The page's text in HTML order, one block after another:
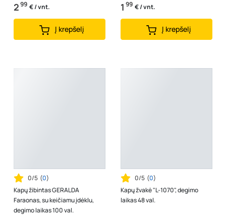
299 € / vnt.
Į krepšelį
1 99 € / vnt.
Į krepšelį
0/5 (0)
Kapų žibintas GERALDA
Faraonas, su keičiamu įdėklu,
degimo laikas 100 val.
0/5 (0)
Kapų žvakė "L-1070", degimo
laikas 48 val.